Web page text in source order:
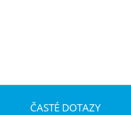
ČASTÉ DOTAZY